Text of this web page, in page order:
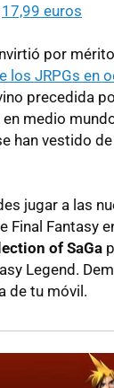
17,99 euros
por
los JRPGs en
precedida
medio
han vestido
jugar a las
Final Fantasy
of SaGa
Legend.
de tu móvil.